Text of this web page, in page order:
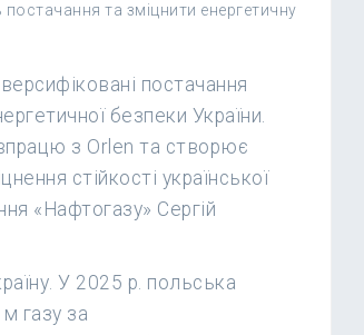
та зміцнити енергетичну
постачання
безпеки України.
з Orlen та створює
стійкості української
«Нафтогазу» Сергій
У 2025 р. польська
газу за